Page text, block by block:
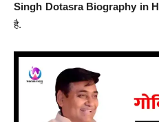
Singh Dotasra Biography in
है.